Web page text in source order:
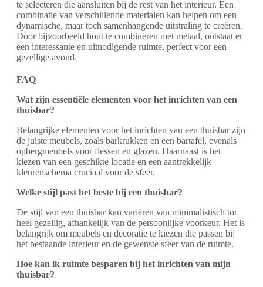
te selecteren die aansluiten bij de rest van het interieur. Een
combinatie van verschillende materialen kan helpen om een
dynamische, maar toch samenhangende uitstraling te creëren.
Door bijvoorbeeld hout te combineren met metaal, ontstaat er
een interessante en uitnodigende ruimte, perfect voor een
gezellige avond.
FAQ
Wat zijn essentiële elementen voor het inrichten van een
thuisbar?
Belangrijke elementen voor het inrichten van een thuisbar zijn
de juiste meubels, zoals barkrukken en een bartafel, evenals
opbergmeubels voor flessen en glazen. Daarnaast is het
kiezen van een geschikte locatie en een aantrekkelijk
kleurenschema cruciaal voor de sfeer.
Welke stijl past het beste bij een thuisbar?
De stijl van een thuisbar kan variëren van minimalistisch tot
heel gezellig, afhankelijk van de persoonlijke voorkeur. Het is
belangrijk om meubels en decoratie te kiezen die passen bij
het bestaande interieur en de gewenste sfeer van de ruimte.
Hoe kan ik ruimte besparen bij het inrichten van mijn
thuisbar?